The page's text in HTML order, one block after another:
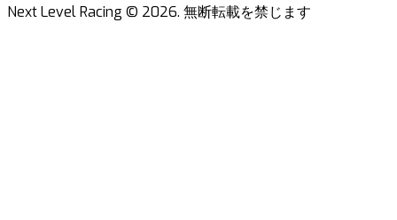
Next Level Racing © 2026. 無断転載を禁じます